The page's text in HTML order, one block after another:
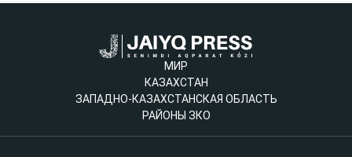
МИР
КАЗАХСТАН
ЗАПАДНО-КАЗАХСТАНСКАЯ ОБЛАСТЬ
РАЙОНЫ ЗКО